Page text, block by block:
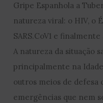
Gripe Espanhola a
natureza viral: o HIV, o
SARS.CoV1 e finalmente
A natureza da situação
principalmente na
outros meios de
emergências que nem